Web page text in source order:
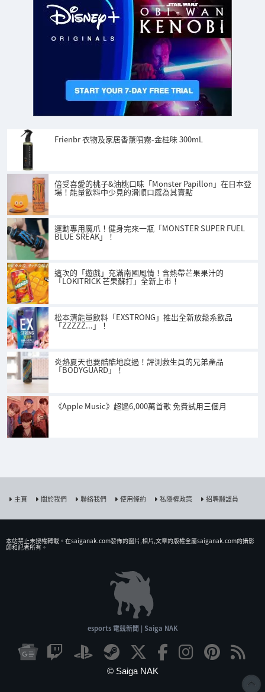
Frienbr 衣物及家居香薰噴霧-金桂味 300mL
倍受喜愛的桃子&油桃口味「Monster Papillon」在日本登
場！能量飲料中少見的滑順口感為其賣點
運動專用魔爪！健身完來一瓶「MONSTER SUPER FUEL
BLUE SREAK」！
這次的「遊戲」充滿南國風情！含熱帶芒果果汁的
「LOKITRICK 芒果蘇打」全新上市！
松本清能量飲料「EXSTRONG」推出全新放鬆系飲品
「ZZZZZ...」！
炎熱夏天也要酷酷地度過！評測救生員的兄弟產品
「BODYGUARD」！
《Apple Music》超過6,000萬首歌 免費試用三個月
主頁 關於我們 聯絡我們 使用條約 私隱權政策 招聘翻譯員
本站禁止未授權𨍭載。在saiganak.com發佈的圖片,相片,文章的版權全屬saiganak.com的攝影
師和記者所有。
esports 電競新聞 | Saiga NAK
© Saiga NAK